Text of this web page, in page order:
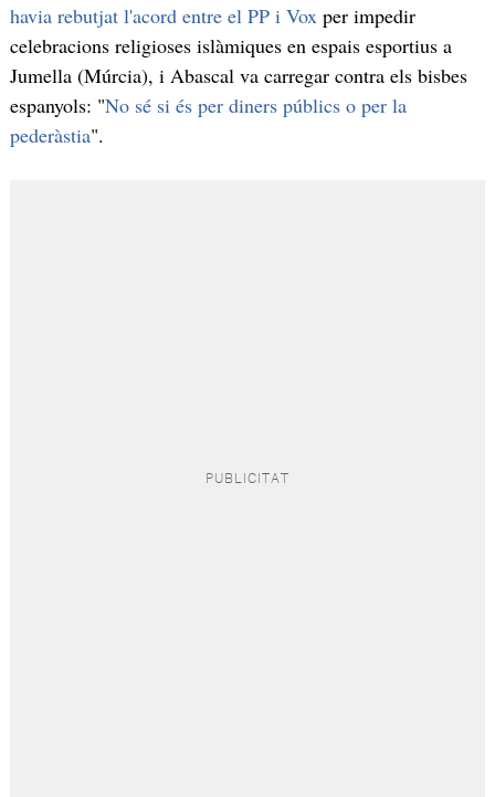
havia rebutjat l'acord entre el PP i Voxper impedir
celebracions religioses islàmiques en espais esportius a
Jumella (Múrcia), i Abascal va carregar contra els bisbes
espanyols: "No sé si és per diners públics o per la
pederàstia".